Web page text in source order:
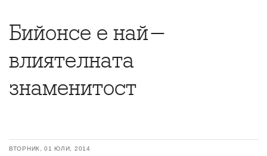
Бийонсе е най-
влиятелната
знаменитост
ВТОРНИК, 01 ЮЛИ, 2014